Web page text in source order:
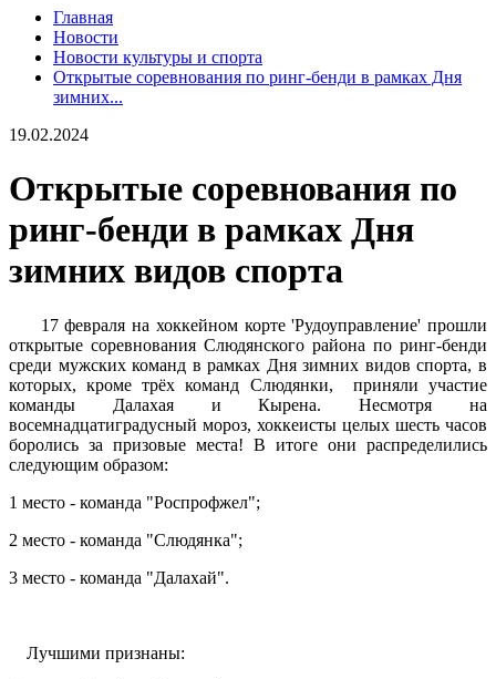
Главная
Новости
Новости культуры и спорта
Открытые соревнования по ринг-бенди в рамках Дня
зимних...
19.02.2024
Открытые соревнования по
ринг-бенди в рамках Дня
зимних видов спорта
17 февраля на хоккейном корте 'Рудоуправление' прошли
открытые соревнования Слюдянского района по ринг-бенди
среди мужских команд в рамках Дня зимних видов спорта, в
которых, кроме трёх команд Слюдянки, приняли участие
команды Далахая и Кырена. Несмотря на
восемнадцатиградусный мороз, хоккеисты целых шесть часов
боролись за призовые места! В итоге они распределились
следующим образом:
1 место - команда "Роспрофжел";
2 место - команда "Слюдянка";
3 место - команда "Далахай".
Лучшими признаны: